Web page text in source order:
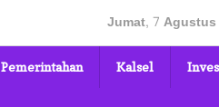
Jumat, 7 Agustus
Pemerintahan Kalsel